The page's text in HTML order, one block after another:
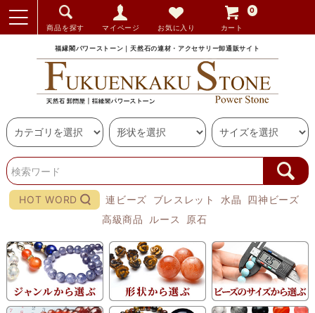
商品を探す マイページ お気に入り カート
0
福縁閣パワーストーン｜天然石の連材・アクセサリー卸通販サイト
HOT WORD 連ビーズ ブレスレット 水晶
四神ビーズ
高級商品
ルース 原石